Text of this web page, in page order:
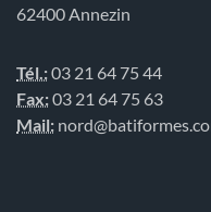
62400 Annezin
Tél.:03 21 64 75 44
Fax:03 21 64 75 63
Mail: